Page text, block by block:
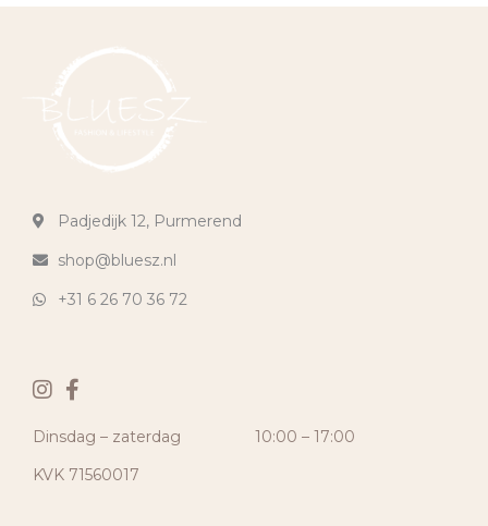
Padjedijk 12, Purmerend
shop@bluesz.nl
+31 6 26 70 36 72
Dinsdag – zaterdag
10:00 – 17:00
KVK 71560017